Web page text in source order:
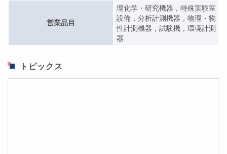
営業品目
理化学・研究機器，特殊実験室
設備，分析計測機器，物理・物
性計測機器，試験機，環境計測
器
トピックス